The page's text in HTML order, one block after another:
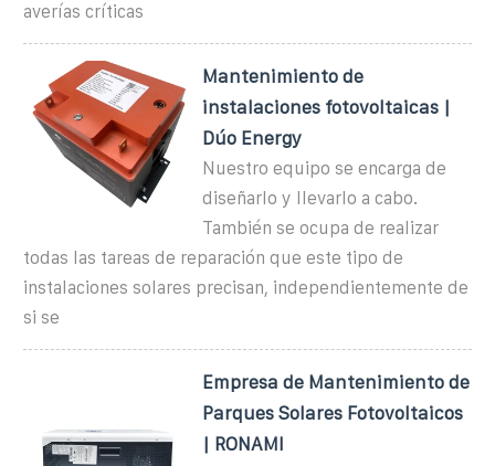
averías críticas
Mantenimiento de
instalaciones fotovoltaicas |
Dúo Energy
Nuestro equipo se encarga de
diseñarlo y llevarlo a cabo.
También se ocupa de realizar
todas las tareas de reparación que este tipo de
instalaciones solares precisan, independientemente de
si se
Empresa de Mantenimiento de
Parques Solares Fotovoltaicos
| RONAMI